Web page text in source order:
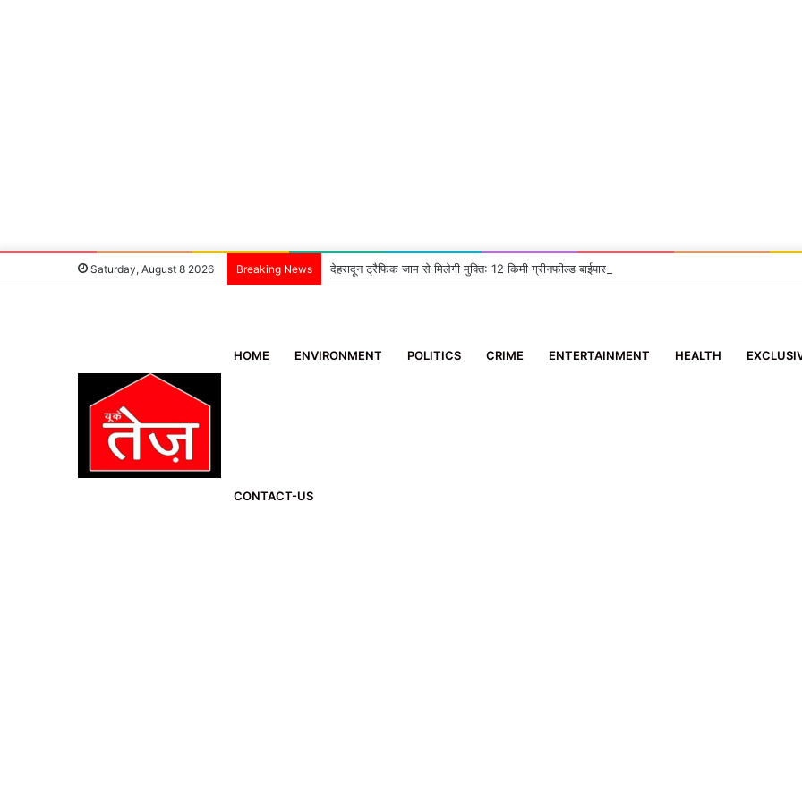
Saturday, August 8 2026 Breaking News देहरादून ट्रैफिक जाम से मिलेगी मुक्ति: 12 किमी ग्रीनफील्ड बाईपास का DM ने किया निरीक्षण, दिए सख्त निर्देश
HOME ENVIRONMENT POLITICS CRIME ENTERTAINMENT HEALTH
CONTACT-US